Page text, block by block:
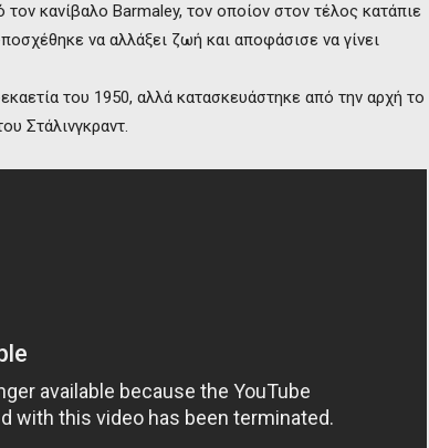
κανίβαλο Barmaley, τον οποίον στον τέλος κατάπιε
να αλλάξει ζωή και αποφάσισε να γίνει
του 1950, αλλά κατασκευάστηκε από την αρχή το
Στάλινγκραντ.